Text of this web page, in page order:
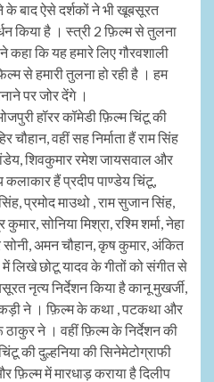
के बाद ऐसे दर्शकों ने भी खूबसूरत
किया है । स्त्री 2 फ़िल्म से तुलना
कि यह हमारे लिए गौरवशाली
से हमारी तुलना हो रही है । हम
पर जोर देंगे ।
हॉरर कॉमेडी फ़िल्म चिंटू की
चौहान, वहीं सह निर्माता हैं राम सिंह
शिवकुमार रमेश जायसवाल और
हैं प्रदीप पाण्डेय चिंटू,
प्रमोद माउथो , राम सुजान सिंह,
सोनिया मिश्रा, रश्मि शर्मा, नेहा
सोनी, अमन चौहान, कृष कुमार, अंकित
में लिखे छोटू यादव के गीतों को संगीत से
नृत्य निर्देशन किया है कानू मुखर्जी,
ने । फ़िल्म के कथा , पटकथा और
ने । वहीं फ़िल्म के निर्देशन की
की दुल्हनिया की सिनेमेटोग्राफी
फ़िल्म में मारधाड़ कराया है दिलीप